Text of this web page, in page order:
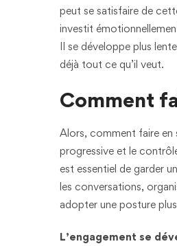
peut se satisfaire de
investit
Il se développe plus
déjà tout ce qu’il veut.
Comment
Alors, comment faire en
progressive et le
est essentiel de garder
les conversations,
adopter une posture
L’engagement se